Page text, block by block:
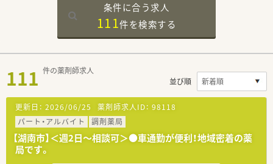
条件に合う求人
111件を検索する
111 件の薬剤師求人
並び順
更新日： 2026/06/25 薬剤師求人ID： 98118
パート・アルバイト
調剤薬局
【湖南市】＜週2日～相談可＞●車通勤が便利！地域密着の薬
局です。